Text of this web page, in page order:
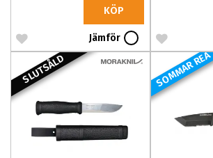
KÖP
Jämför
SLUTSÅLD SOMMAR REA